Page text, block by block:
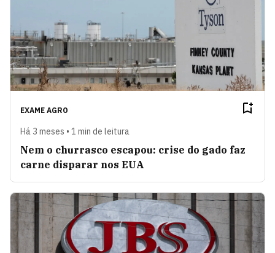
EXAME AGRO
Há 3 meses • 1 min de leitura
Nem o churrasco escapou: crise do gado faz
carne disparar nos EUA